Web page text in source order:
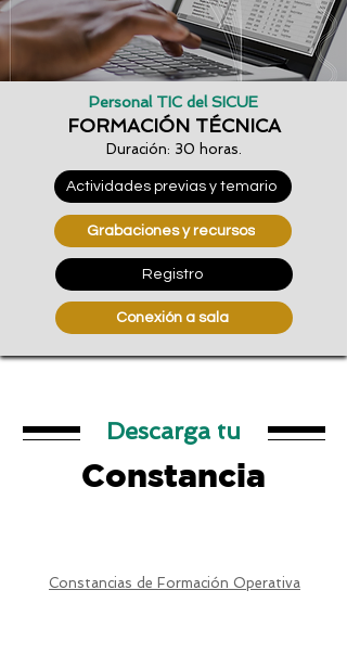
Personal TIC del SICUE
FORMACIÓN TÉCNICA
Duración: 30 horas.
Actividades previas y temario
Grabaciones y recursos
Registro
Conexión a sala
Descarga tu
Constancia
Constancias de Formación Operativa